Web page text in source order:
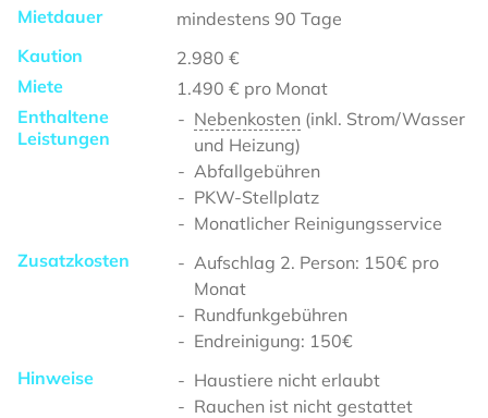
Mietdauer
mindestens 90 Tage
Kaution
2.980 €
Miete
1.490 € pro Monat
Enthaltene
Leistungen
Nebenkosten (inkl. Strom/Wasser
und Heizung)
Abfallgebühren
PKW-Stellplatz
Monatlicher Reinigungsservice
Zusatzkosten
Aufschlag 2. Person: 150€ pro
Monat
Rundfunkgebühren
Endreinigung: 150€
Hinweise
Haustiere nicht erlaubt
Rauchen ist nicht gestattet